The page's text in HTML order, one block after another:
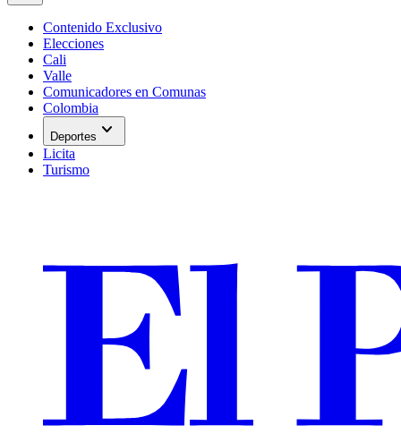
Contenido Exclusivo
Elecciones
Cali
Valle
Comunicadores en Comunas
Colombia
Deportes expand_more
Licita
Turismo